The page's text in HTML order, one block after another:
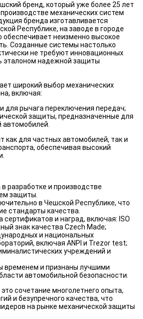
бренд, который уже более 25 лет
механических систем
бренда изготавливается
Республике, на заводе в городе
обеспечивает неизменно высокое
Созданные системы настолько
не требуют инновационных
эталоном надежной защиты
широкий выбор механических
включая:
для рычага переключения передач;
защиты, предназначенные для
как для частных автомобилей, так и
обеспечивая высокий
разработке и производстве
защиты.
в Чешской Республике, что
стандарты качества.
и наград, включая: ISO
знак качества Czech Made;
и национальных
включая ANPI и Trezor test;
учреждений и
временем и признаны лучшими
автомобильной безопасности.
сочетание многолетнего опыта,
и безупречного качества, что
на рынке механической защиты